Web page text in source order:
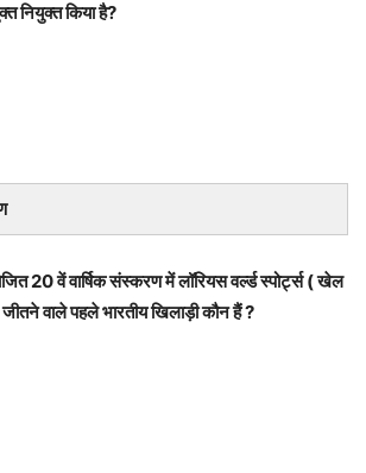
नियुक्त किया है?
20 वें वार्षिक संस्करण में लॉरियस वर्ल्ड स्पोर्ट्स ( खेल
वाले पहले भारतीय खिलाड़ी कौन हैं ?